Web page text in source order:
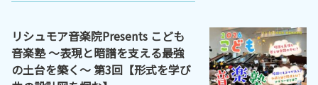
リシュモア音楽院Presents こども
音楽塾 ～表現と暗譜を支える最強
の土台を築く～ 第3回【形式を学び